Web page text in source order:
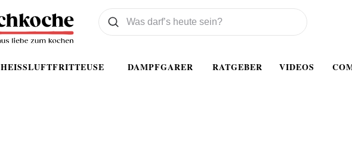
HEISSLUFTFRITTEUSE DAMPFGARER RATGEBER VIDEOS
Was wollen Sie suchen
Suchen